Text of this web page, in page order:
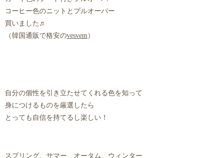
コーヒー色のニットとプルオーバー
買いました♬
（韓国通販で格安のvesvem）
自分の個性を引き立たせてくれる色を知って
身につけるものを厳選したら
とっても自信を持てるし楽しい！
スプリング、サマー、オータム、ウィンター